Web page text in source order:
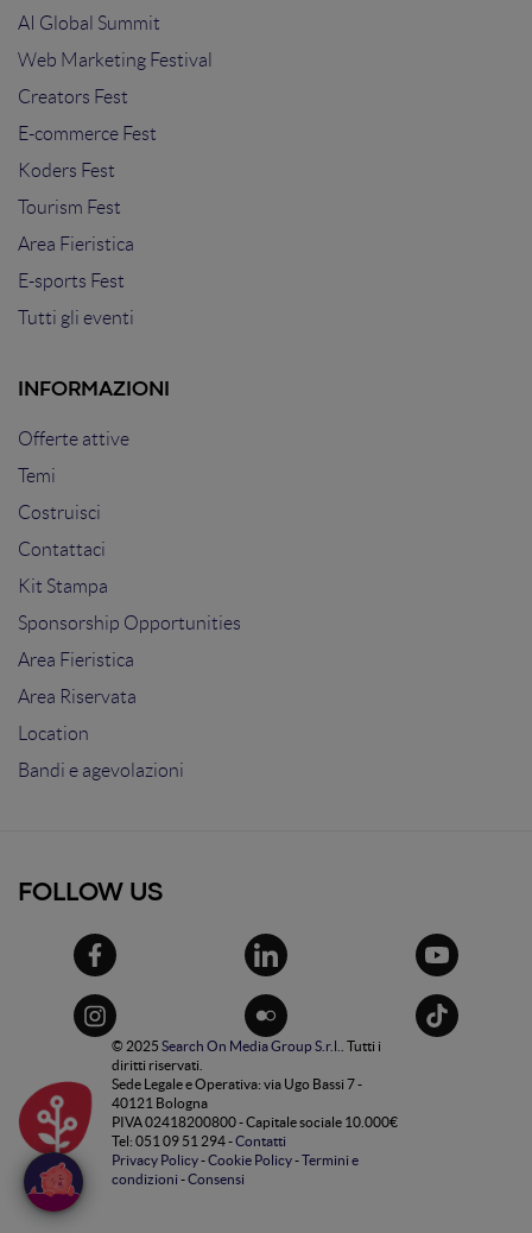
AI Global Summit
Web Marketing Festival
Creators Fest
E-commerce Fest
Koders Fest
Tourism Fest
Area Fieristica
E-sports Fest
Tutti gli eventi
INFORMAZIONI
Offerte attive
Temi
Costruisci
Contattaci
Kit Stampa
Sponsorship Opportunities
Area Fieristica
Area Riservata
Location
Bandi e agevolazioni
FOLLOW US
© 2025 Search On Media Group S.r.l.
. Tutti i
diritti riservati.
Sede Legale e Operativa: via Ugo Bassi 7 -
40121 Bologna
PIVA 02418200800 - Capitale sociale 10.000€
Tel: 051 09 51 294 -Contatti
Privacy Policy-Cookie Policy-Termini e
condizioni -Consensi